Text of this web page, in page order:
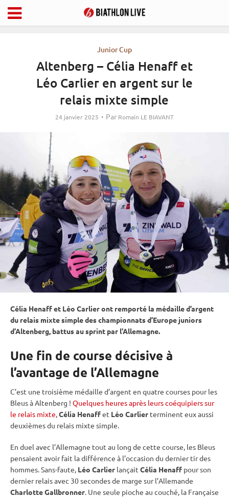
Junior Cup
Altenberg – Célia Henaff et
Léo Carlier en argent sur le
relais mixte simple
24 janvier 2025 Par Romain LE BIAVANT
Célia Henaff et Léo Carlier ont remporté la médaille d’argent
du relais mixtesimple des championnats d’Europe juniors
d’Altenberg, battus ausprint par l’Allemagne.
Une fin de course décisive à
l’avantage de l’Allemagne
C’est une troisième médaille d’argent en quatre courses pour les
Bleus à Altenberg ! Quelques heures après leurs coéquipiers sur
le relais mixte,Célia Henaffet Léo Carlier terminent eux aussi
deuxièmes du relais mixte simple.
En duel avec l’Allemagne tout au long de cette course, les Bleus
pensaient avoir fait la différence à l’occasion du dernier tir des
hommes. Sans-faute, Léo Carlier lançait Célia Henaff pour son
dernierrelaisavec 30 secondes de marge sur l’Allemande
Charlotte Gallbronner. Une seule pioche au couché, la Française